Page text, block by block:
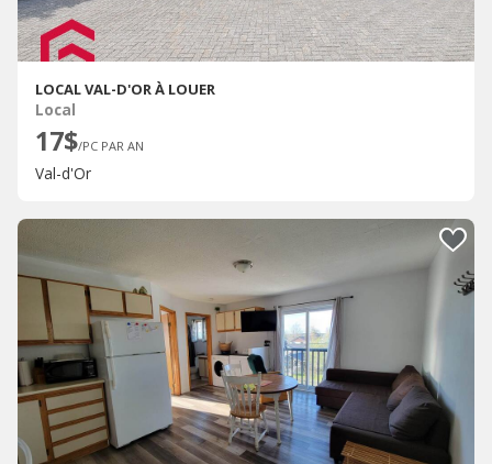
LOCAL VAL-D'OR À LOUER
Local
17$/PC PAR AN
Val-d'Or